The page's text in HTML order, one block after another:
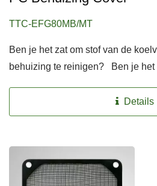
TTC-EFG80MB/MT
Ben je het zat om stof van de
behuizing te reinigen? Ben je het
Details